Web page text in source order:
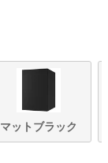
マットブラック